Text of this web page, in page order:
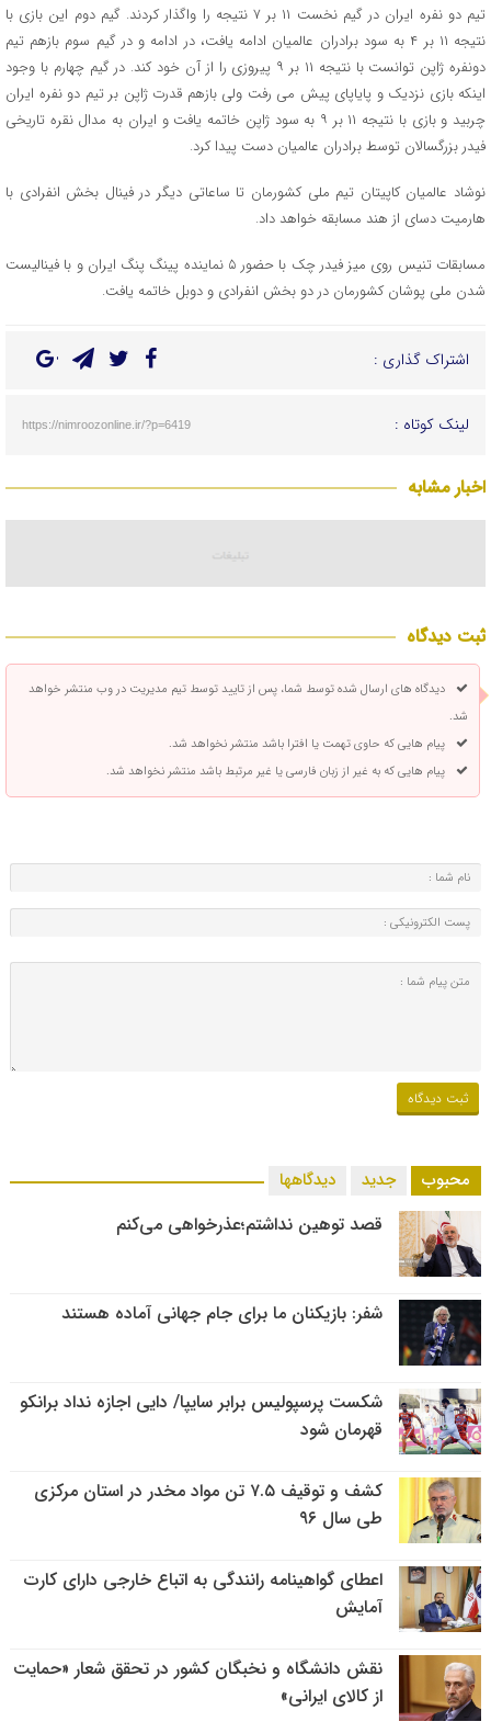
تیم دو نفره ایران در گیم نخست ۱۱ بر ۷ نتیجه را واگذار کردند. گیم دوم این بازی با
نتیجه ۱۱ بر ۴ به سود برادران عالمیان ادامه یافت، در ادامه و در گیم سوم بازهم تیم
دونفره ژاپن توانست با نتیجه ۱۱ بر ۹ پیروزی را از آن خود کند. در گیم چهارم با وجود
اینکه بازی نزدیک و پایاپای پیش می رفت ولی بازهم قدرت ژاپن بر تیم دو نفره ایران
چربید و بازی با نتیجه ۱۱ بر ۹ به سود ژاپن خاتمه یافت و ایران به مدال نقره تاریخی
فیدر بزرگسالان توسط برادران عالمیان دست پیدا کرد.
نوشاد عالمیان کاپیتان تیم ملی کشورمان تا ساعاتی دیگر در فینال بخش انفرادی با
هارمیت دسای از هند مسابقه خواهد داد.
مسابقات تنیس روی میز فیدر چک با حضور ۵ نماینده پینگ پنگ ایران و با فینالیست
شدن ملی پوشان کشورمان در دو بخش انفرادی و دوبل خاتمه یافت.
اشتراک گذاری :
لینک کوتاه : https://nimroozonline.ir/?p=6419
اخبار مشابه
ثبت دیدگاه
دیدگاه های ارسال شده توسط شما، پس از تایید توسط تیم مدیریت در وب منتشر خواهد
شد.
پیام هایی که حاوی تهمت یا افترا باشد منتشر نخواهد شد.
پیام هایی که به غیر از زبان فارسی یا غیر مرتبط باشد منتشر نخواهد شد.
محبوب جدید دیدگاهها
قصد توهین نداشتم؛عذرخواهی می‌کنم
شفر: بازیکنان ما برای جام جهانی آماده هستند
شکست پرسپولیس برابر سایپا/ دایی اجازه نداد برانکو
قهرمان شود
کشف و توقیف ۷.۵ تن مواد مخدر در استان مرکزی
طی سال ۹۶
اعطای گواهینامه رانندگی به اتباع خارجی دارای کارت
آمایش
نقش دانشگاه و نخبگان کشور در تحقق شعار «حمایت
از کالای ایرانی»